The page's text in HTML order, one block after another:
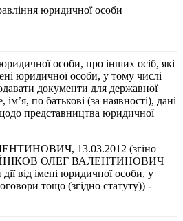
юридичної особи
особи, про інших осіб, які
юридичної особи, у тому числі
документи для державної
по батькові (за наявності), дані
представництва юридичної
13.03.2012 (згіно
ОЛЕГ ВАЛЕНТИНОВИЧ
від імені юридичної особи, у
тощо (згідно статуту)) -